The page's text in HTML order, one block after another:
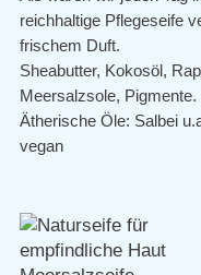
reichhaltige Pflegeseife
frischem Duft.
Sheabutter, Kokosöl,
Meersalzsole, Pigmente.
Ätherische Öle: Salbei
vegan